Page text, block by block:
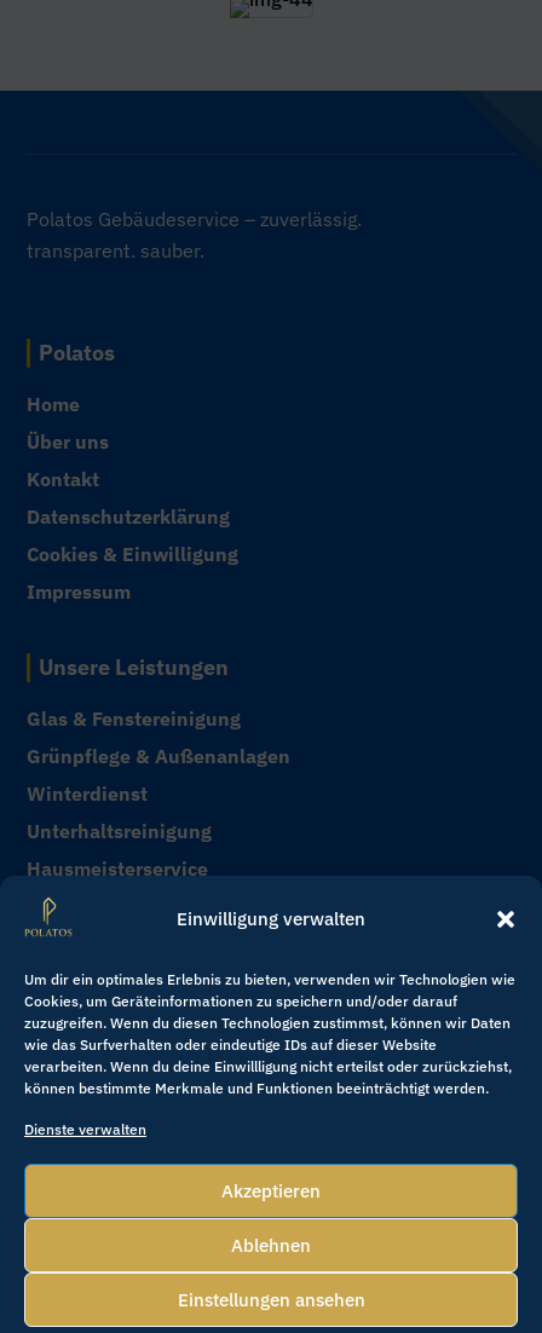
Einwilligung verwalten
Um dir ein optimales Erlebnis zu bieten, verwenden wir Technologien wie
Cookies, um Geräteinformationen zu speichern und/oder darauf
zuzugreifen. Wenn du diesen Technologien zustimmst, können wir Daten
wie das Surfverhalten oder eindeutige IDs auf dieser Website
verarbeiten. Wenn du deine Einwillligung nicht erteilst oder zurückziehst,
können bestimmte Merkmale und Funktionen beeinträchtigt werden.
Dienste verwalten
Akzeptieren
Ablehnen
Einstellungen ansehen
Polatos Gebäudeservice – zuverlässig.
transparent. sauber.
Polatos
Home
Über uns
Kontakt
Datenschutzerklärung
Cookies & Einwilligung
Impressum
Unsere Leistungen
Glas & Fenstereinigung
Grünpflege & Außenanlagen
Winterdienst
Unterhaltsreinigung
Hausmeisterservice
Sonderreinigung & Bauendreinigung
Kontakt
+49 151 400 39 123
service@polatos.de
Copyright © 2025 Polatos Group
DatenschutzerklärungCookies & Einwilligung